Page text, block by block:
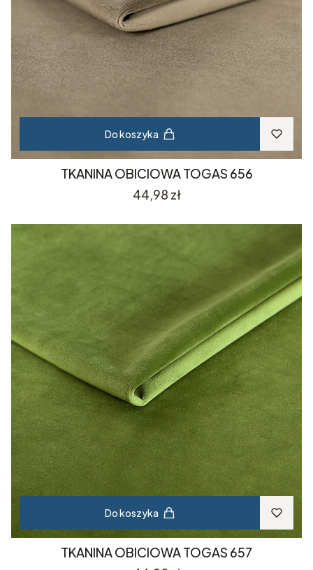
Do koszyka
TKANINA OBICIOWA TOGAS 656
Cena
44,98 zł
Do koszyka
TKANINA OBICIOWA TOGAS 657